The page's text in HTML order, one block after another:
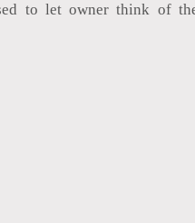
to let owner think of